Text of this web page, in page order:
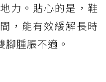
力。貼心的是，鞋
，能有效緩解長時
腫脹不適。